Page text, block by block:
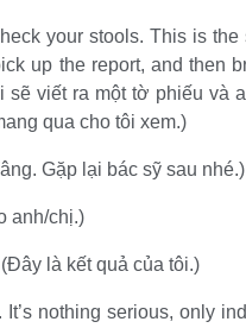
your stools. This is
up the report, and then
sẽ viết ra một tờ phiếu và
qua cho tôi xem.)
Gặp lại bác sỹ sau nhé.)
anh/chị.)
là kết quả của tôi.)
nothing serious, only